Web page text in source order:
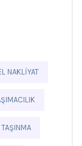
NAKLIYAT
TAŞINMA